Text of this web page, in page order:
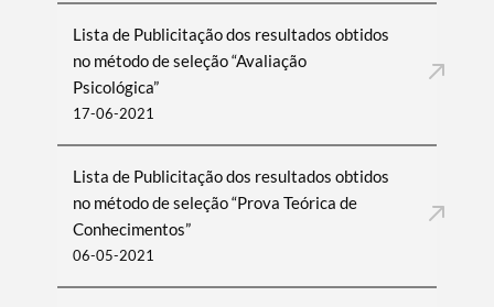
Lista de Publicitação dos resultados obtidos
no método de seleção “Avaliação
Psicológica”
17-06-2021
Lista de Publicitação dos resultados obtidos
no método de seleção “Prova Teórica de
Conhecimentos”
06-05-2021